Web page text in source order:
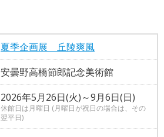
夏季企画展 丘陵爽風
安曇野高橋節郎記念美術館
2026年5月26日(火)～9月6日(日)
休館日は月曜日 (月曜日が祝日の場合は、その
翌平日)